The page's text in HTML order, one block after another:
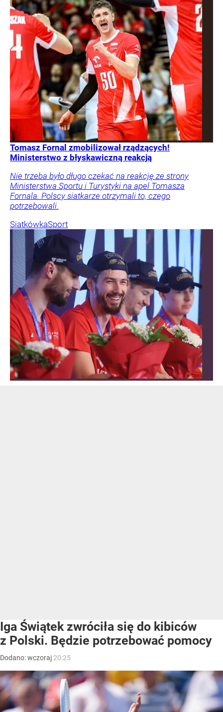
Tomasz Fornal zmobilizował rządzących!
Ministerstwo z błyskawiczną reakcją
Nie trzeba było długo czekać na reakcję ze strony
Ministerstwa Sportu i Turystyki na apel Tomasza
Fornala. Polscy siatkarze otrzymali to, czego
potrzebowali.
SiatkówkaSport
Iga Świątek zwróciła się do kibiców
z Polski. Będzie potrzebować pomocy
Dodano:wczoraj 20:25